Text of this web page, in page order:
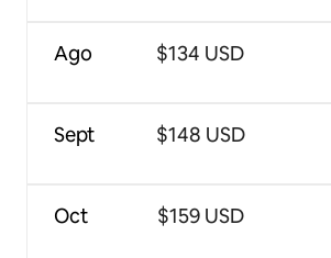
Ago
Sept
Oct
$134 USD
$148 USD
$159 USD